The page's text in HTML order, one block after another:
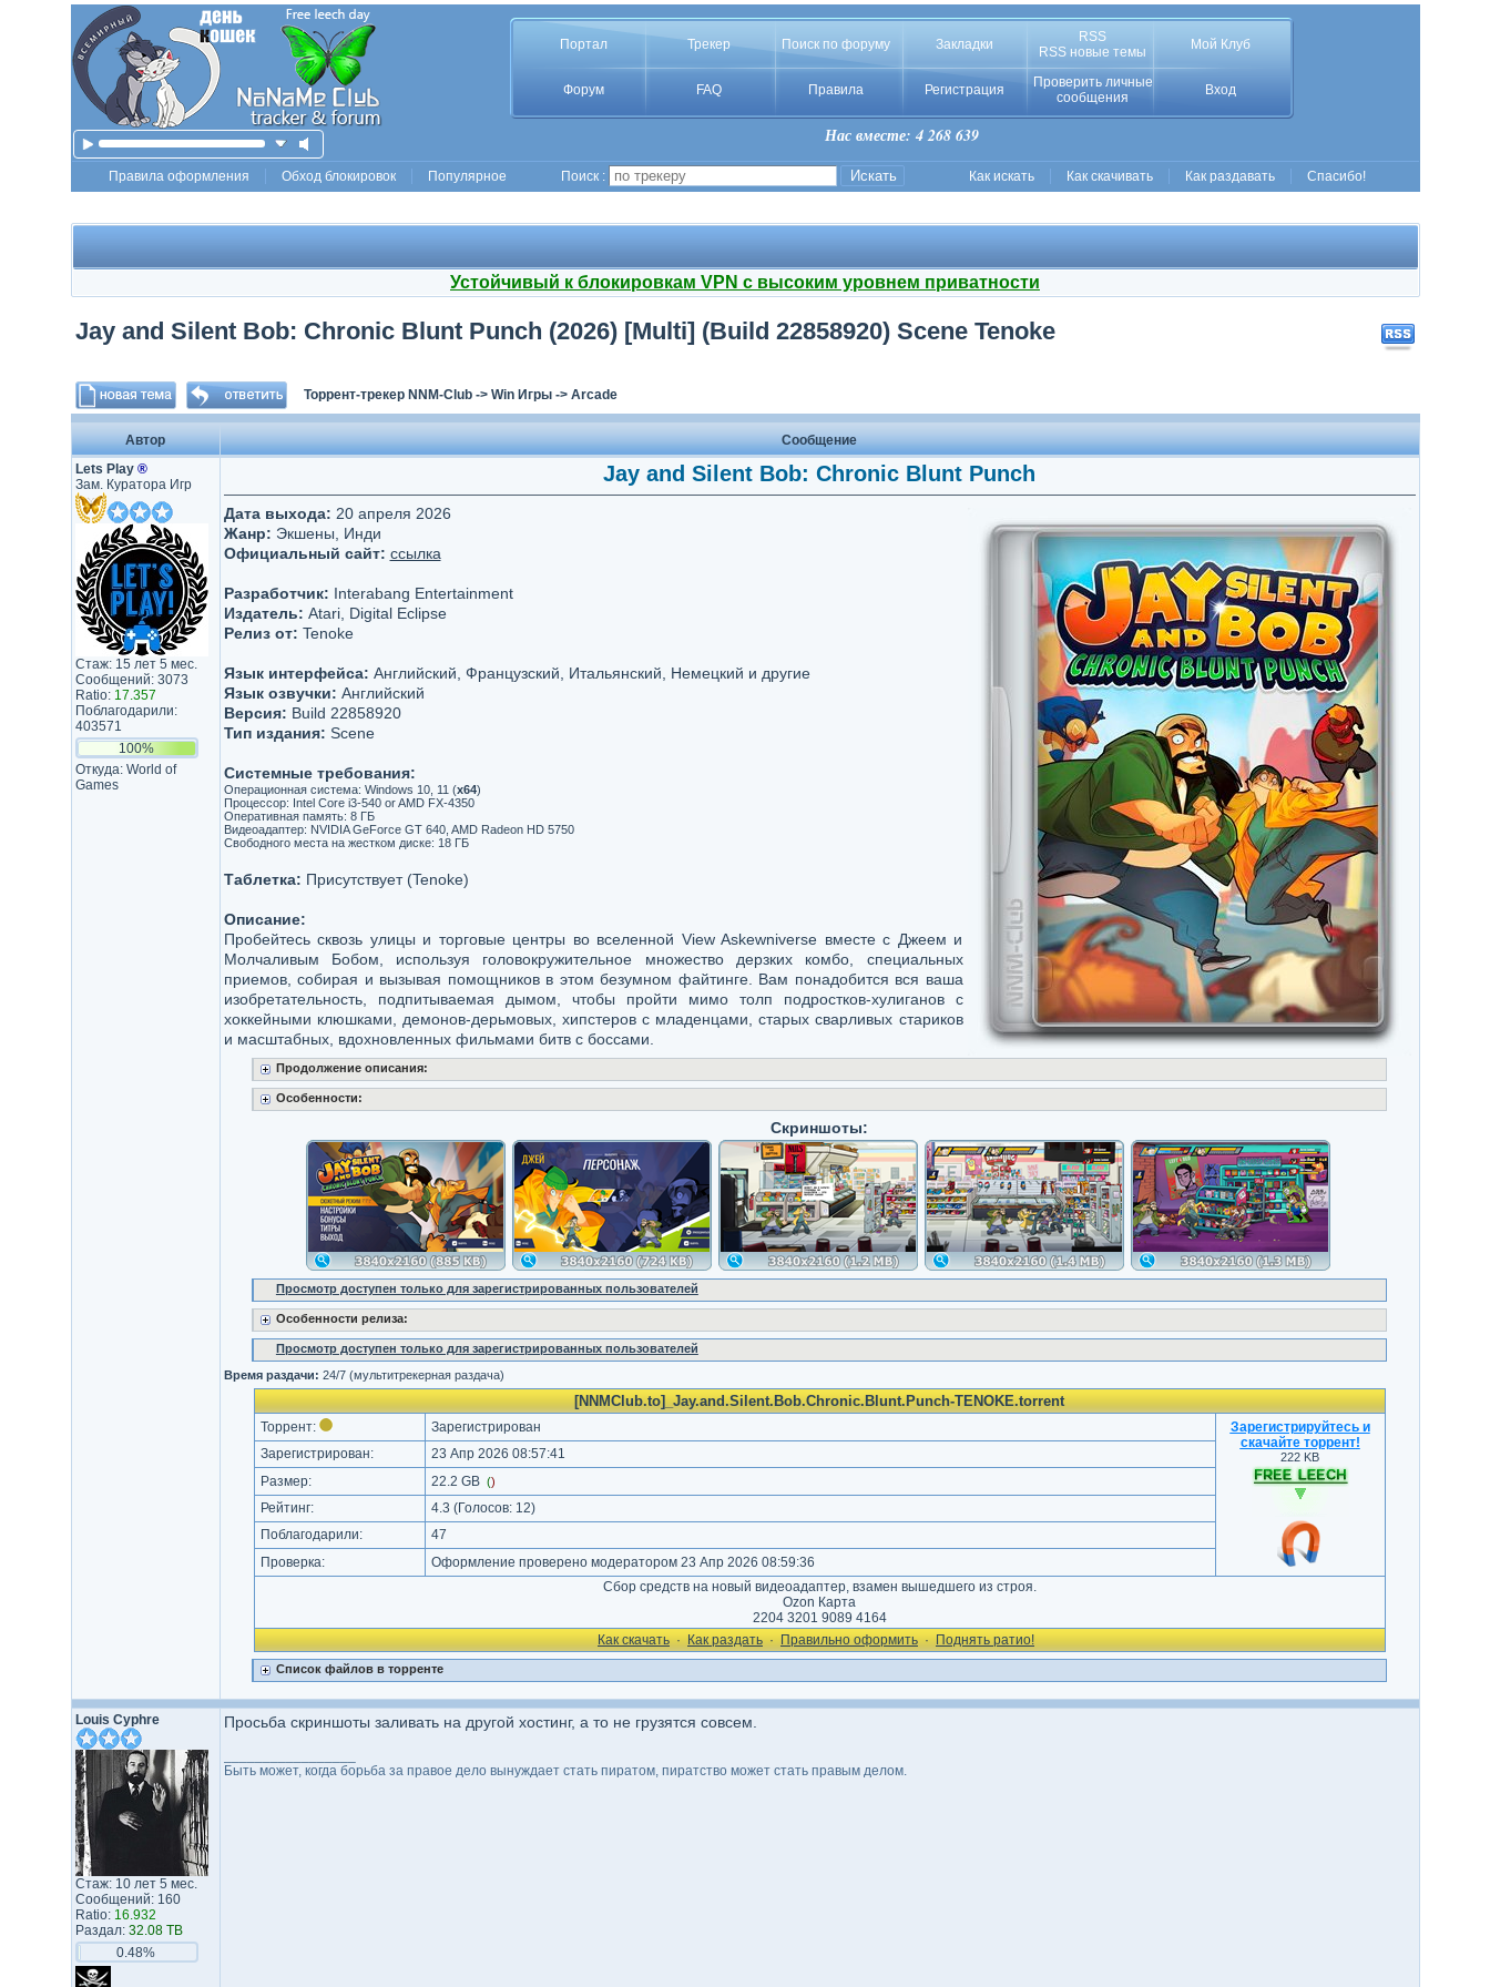
Портал Трекер Поиск по форуму Закладки
RSS
RSS новые темы
Мой Клуб
Форум FAQ Правила Регистрация
Проверить личные
сообщения
Вход
Нас вместе: 4 268 639
Правила оформления Обход блокировок Популярное Поиск : Как искать Как скачивать Как раздавать Спасибо!
Устойчивый к блокировкам VPN с высоким уровнем приватности
Jay and Silent Bob: Chronic Blunt Punch (2026) [Multi] (Build 22858920) Scene Tenoke
Торрент-трекер NNM-Club-> Win Игры-> Arcade
Автор
Сообщение
Lets Play ®
Зам. Куратора Игр
Стаж: 15 лет 5 мес.
Сообщений: 3073
Ratio: 17.357
Поблагодарили:
403571
100%
Откуда: World of
Games
Jay and Silent Bob: Chronic Blunt Punch
Дата выхода: 20 апреля 2026
Жанр: Экшены, Инди
Официальный сайт: ссылка
Разработчик: Interabang Entertainment
Издатель: Atari, Digital Eclipse
Релиз от: Tenoke
Язык интерфейса: Английский, Французский, Итальянский, Немецкий и другие
Язык озвучки: Английский
Версия: Build 22858920
Тип издания: Scene
Системные требования:
Операционная система: Windows 10, 11 (х64)
Процессор: Intel Core i3-540 or AMD FX-4350
Оперативная память: 8 ГБ
Видеоадаптер: NVIDIA GeForce GT 640, AMD Radeon HD 5750
Свободного места на жестком диске: 18 ГБ
Таблетка: Присутствует (Tenoke)
Описание:
Пробейтесь сквозь улицы и торговые центры во вселенной View Askewniverse вместе с Джеем и
Молчаливым Бобом, используя головокружительное множество дерзких комбо, специальных
приемов, собирая и вызывая помощников в этом безумном файтинге. Вам понадобится вся ваша
изобретательность, подпитываемая дымом, чтобы пройти мимо толп подростков-хулиганов с
хоккейными клюшками, демонов-дерьмовых, хипстеров с младенцами, старых сварливых стариков
и масштабных, вдохновленных фильмами битв с боссами.
Продолжение описания:
Особенности:
Скриншоты:
Просмотр доступен только для зарегистрированных пользователей
Особенности релиза:
Просмотр доступен только для зарегистрированных пользователей
Время раздачи: 24/7 (мультитрекерная раздача)
[NNMClub.to]_Jay.and.Silent.Bob.Chronic.Blunt.Punch-TENOKE.torrent
Торрент: Зарегистрирован
Зарегистрируйтесь и
скачайте торрент!
222 KB
Зарегистрирован:
23 Апр 2026 08:57:41
Размер:
22.2 GB ()
Рейтинг: 4.3 (Голосов: 12)
Поблагодарили:
47
Проверка:
Оформление проверено модератором 23 Апр 2026 08:59:36
Сбор средств на новый видеоадаптер, взамен вышедшего из строя.
Ozon Карта
2204 3201 9089 4164
Как cкачать · Как раздать · Правильно оформить · Поднять ратио!
Список файлов в торренте
Louis Cyphre
Стаж: 10 лет 5 мес.
Сообщений: 160
Ratio: 16.932
Раздал: 32.08 TB
0.48%
Просьба скриншоты заливать на другой хостинг, а то не грузятся совсем.
Быть может, когда борьба за правое дело вынуждает стать пиратом, пиратство может стать правым делом.